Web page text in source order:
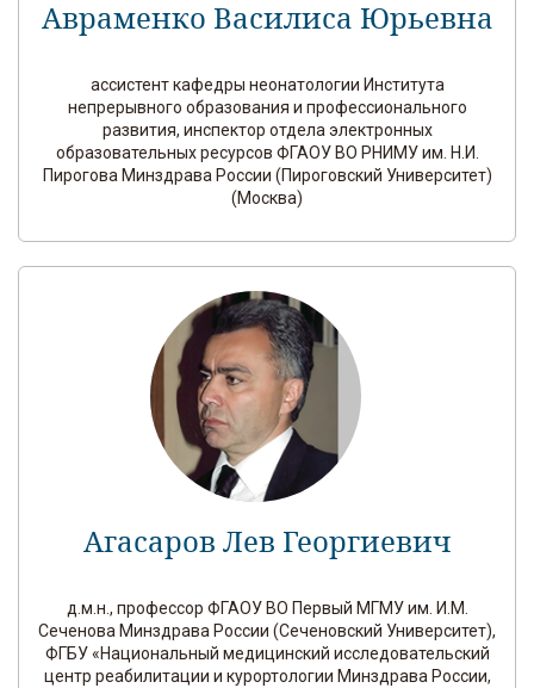
Авраменко Василиса Юрьевна
ассистент кафедры неонатологии Института
непрерывного образования и профессионального
развития, инспектор отдела электронных
образовательных ресурсов ФГАОУ ВО РНИМУ им. Н.И.
Пирогова Минздрава России (Пироговский Университет)
(Москва)
Агасаров Лев Георгиевич
д.м.н., профессор ФГАОУ ВО Первый МГМУ им. И.М.
Сеченова Минздрава России (Сеченовский Университет),
ФГБУ «Национальный медицинский исследовательский
центр реабилитации и курортологии Минздрава России,